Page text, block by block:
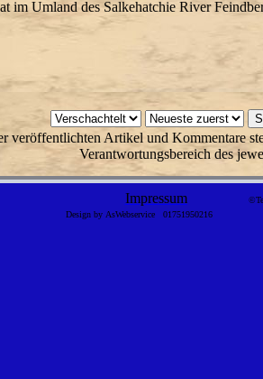
im Umland des Salkehatchie River
veröffentlichten Artikel und Kommentare
Verantwortungsbereich des
Impressum
Design by AsWebservice 01751950216